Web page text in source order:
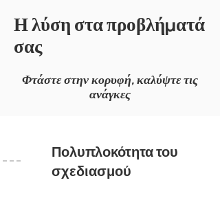
Η λύση στα προβλήματά
σας
Φτάστε στην κορυφή, καλύψτε τις
ανάγκες
Πολυπλοκότητα του
σχεδιασμού